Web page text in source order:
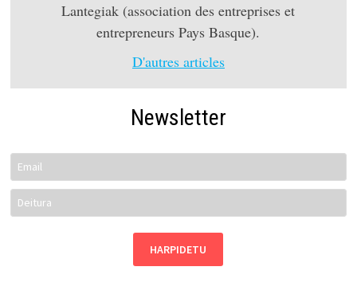
Lantegiak (association des entreprises et
entrepreneurs Pays Basque).
D'autres articles
Newsletter